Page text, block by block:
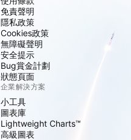
免責聲明
隱私政策
Cookies政策
無障礙聲明
安全提示
Bug賞金計劃
狀態頁面
企業解決方案
小工具
圖表庫
Lightweight Charts™
高級圖表